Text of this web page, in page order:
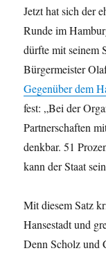
Jetzt hat sich der
Runde im
dürfte mit seinem
Bürgermeister
Gegenüber dem
fest: „Bei der
Partnerschaften
denkbar. 51
kann der Staat
Mit diesem Satz
Hansestadt und
Denn Scholz und